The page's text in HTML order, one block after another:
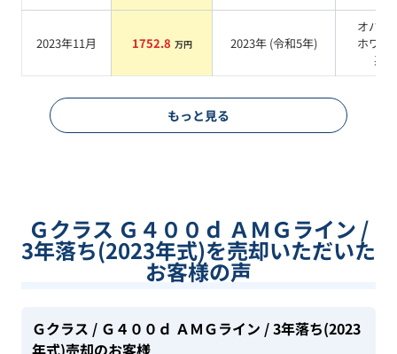
2023年11月 1752.8 万円 2023年 (令和5年)
オパリ
ホワイ
系
もっと見る
Ｇクラス Ｇ４００ｄ ＡＭＧライン /
3年落ち(2023年式)を売却いただいた
お客様の声
Ｇクラス / Ｇ４００ｄ ＡＭＧライン / 3年落ち(2023